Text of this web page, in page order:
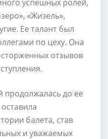
успешных ролей,
«Жизель»,
Ее талант был
по цеху. Она
отзывов
до ее
балета, став
и уважаемых